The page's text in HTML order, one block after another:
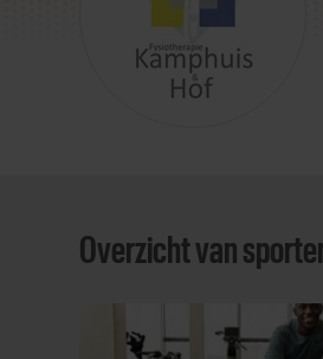
Overzicht van